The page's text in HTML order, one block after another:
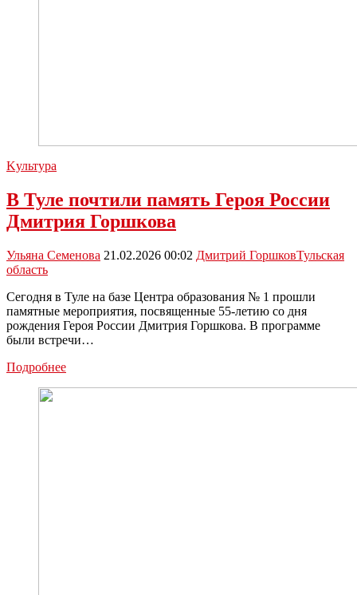
Kультура
В Туле почтили память Героя России
Дмитрия Горшкова
Ульяна Семенова 21.02.2026 00:02 Дмитрий ГоршковТульская
область
Сегодня в Туле на базе Центра образования № 1 прошли
памятные мероприятия, посвященные 55-летию со дня
рождения Героя России Дмитрия Горшкова. В программе
были встречи…
ПодробнееВ